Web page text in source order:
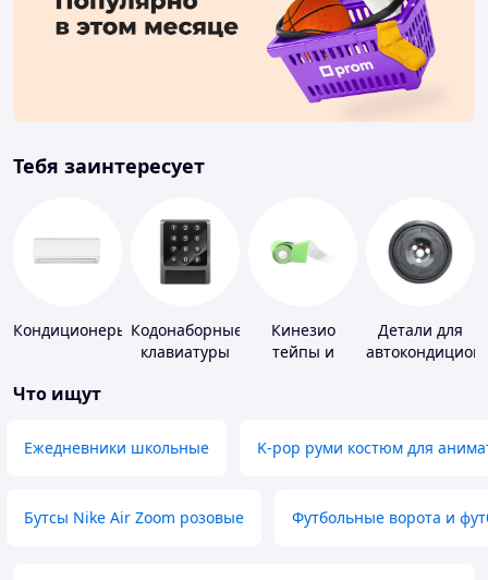
Тебя заинтересует
Кондиционеры Кодонаборные
клавиатуры
Кинезио
тейпы и
Детали для
Что ищут
Ежедневники школьные K-pop руми костюм для
Бутсы Nike Air Zoom розовые Футбольные ворота и